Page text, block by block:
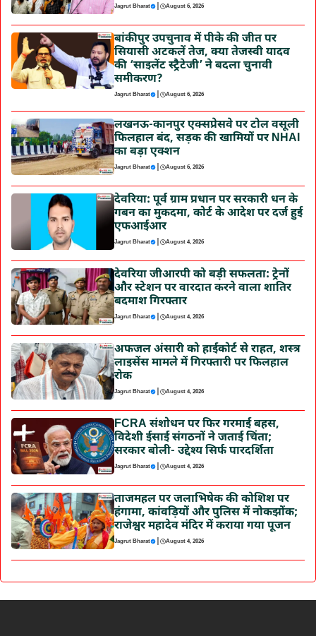
Jagrut Bharat | August 6, 2026
बांकीपुर उपचुनाव में पीके की जीत पर
सियासी अटकलें तेज, क्या तेजस्वी यादव
की ‘साइलेंट स्ट्रैटेजी’ ने बदला चुनावी
समीकरण?
Jagrut Bharat | August 6, 2026
लखनऊ-कानपुर एक्सप्रेसवे पर टोल वसूली
फिलहाल बंद, सड़क की खामियों पर NHAI
का बड़ा एक्शन
Jagrut Bharat | August 6, 2026
देवरिया: पूर्व ग्राम प्रधान पर सरकारी धन के
गबन का मुकदमा, कोर्ट के आदेश पर दर्ज हुई
एफआईआर
Jagrut Bharat | August 4, 2026
देवरिया जीआरपी को बड़ी सफलता: ट्रेनों
और स्टेशन पर वारदात करने वाला शातिर
बदमाश गिरफ्तार
Jagrut Bharat | August 4, 2026
अफजल अंसारी को हाईकोर्ट से राहत, शस्त्र
लाइसेंस मामले में गिरफ्तारी पर फिलहाल
रोक
Jagrut Bharat | August 4, 2026
FCRA संशोधन पर फिर गरमाई बहस,
विदेशी ईसाई संगठनों ने जताई चिंता;
सरकार बोली- उद्देश्य सिर्फ पारदर्शिता
Jagrut Bharat | August 4, 2026
ताजमहल पर जलाभिषेक की कोशिश पर
हंगामा, कांवड़ियों और पुलिस में नोकझोंक;
राजेश्वर महादेव मंदिर में कराया गया पूजन
Jagrut Bharat | August 4, 2026